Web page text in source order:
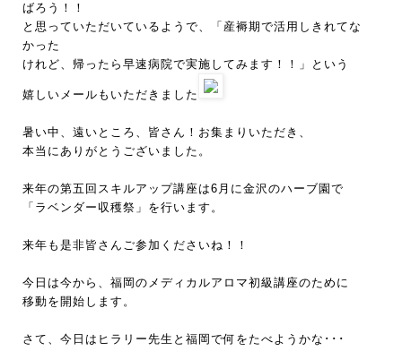
ばろう！！
と思っていただいているようで、「産褥期で活用しきれてな
かった
けれど、帰ったら早速病院で実施してみます！！」という
嬉しいメールもいただきました
暑い中、遠いところ、皆さん！お集まりいただき、
本当にありがとうございました。
来年の第五回スキルアップ講座は6月に金沢のハーブ園で
「ラベンダー収穫祭」を行います。
来年も是非皆さんご参加くださいね！！
今日は今から、福岡のメディカルアロマ初級講座のために
移動を開始します。
さて、今日はヒラリー先生と福岡で何をたべようかな･･･